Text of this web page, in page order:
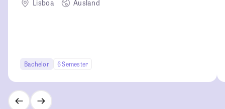
Lisboa
Ausland
Bachelor 6 Semester